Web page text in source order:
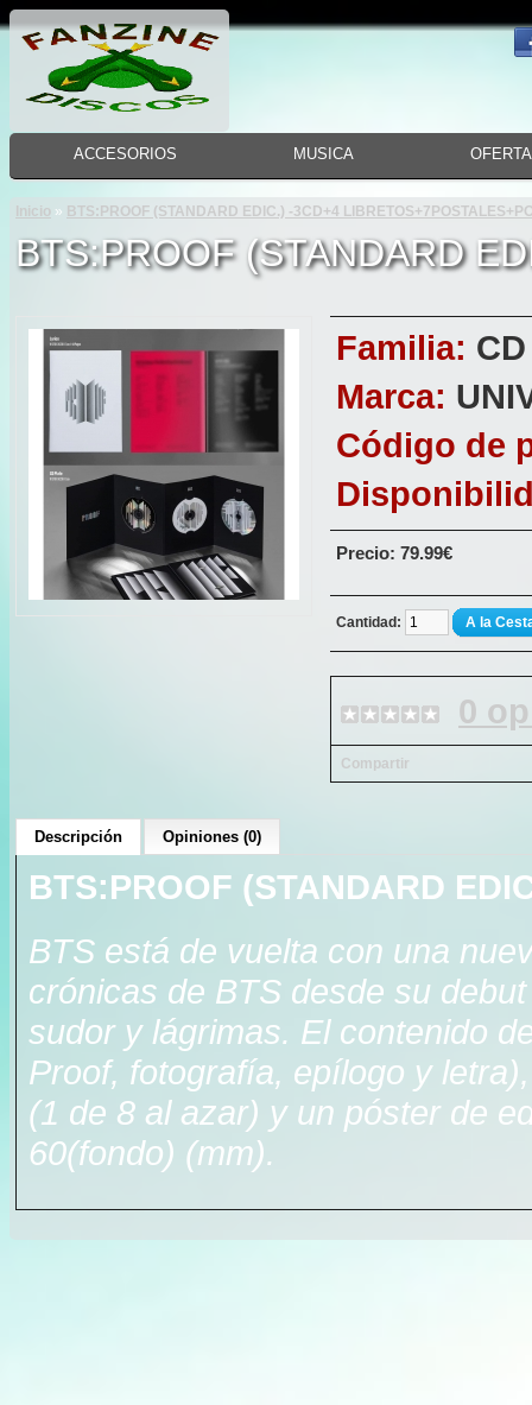
ACCESORIOS MUSICA
Inicio » BTS:PROOF (STANDARD EDIC.) -3CD+4
BTS:PROOF (STANDARD
Familia:
Marca:
Código de
Precio: 79.99€
Cantidad: A la
0
Compartir
Descripción Opiniones (0)
BTS:PROOF (STANDARD
BTS está de vuelta con una
crónicas de BTS desde su
sudor y lágrimas. El contenido
Proof, fotografía, epílogo y
(1 de 8 al azar) y un póster de
60(fondo) (mm).